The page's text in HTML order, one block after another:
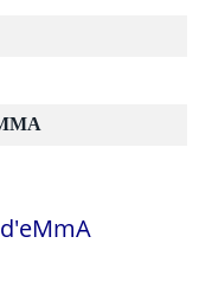
d'eMmA